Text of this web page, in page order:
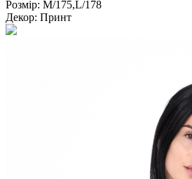
Розмір: M/175,L/178
Декор: Принт